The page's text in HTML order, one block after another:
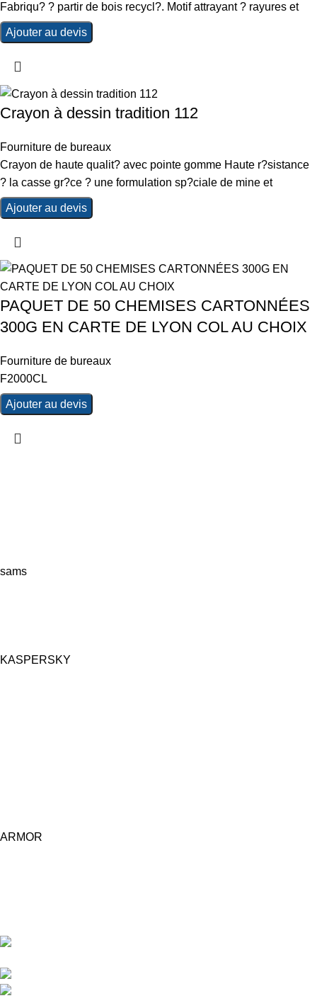
Fabriqu? ? partir de bois recycl?. Motif attrayant ? rayures et
Ajouter au devis
Crayon à dessin tradition 112
Fourniture de bureaux
Crayon de haute qualit? avec pointe gomme Haute r?sistance
? la casse gr?ce ? une formulation sp?ciale de mine et
Ajouter au devis
PAQUET DE 50 CHEMISES CARTONNÉES
300G EN CARTE DE LYON COL AU CHOIX
Fourniture de bureaux
F2000CL
Ajouter au devis
sams
KASPERSKY
ARMOR